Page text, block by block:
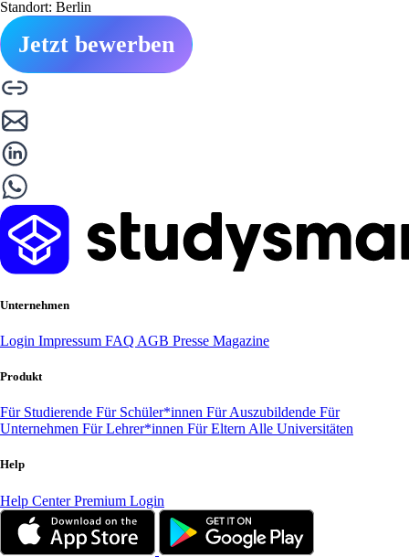
Standort: Berlin
Jetzt bewerben
Unternehmen
Login Impressum FAQ AGB Presse Magazine
Produkt
Für Studierende Für Schüler*innen Für Auszubildende Für
Unternehmen Für Lehrer*innen Für Eltern Alle Universitäten
Help
Help CenterPremium Login